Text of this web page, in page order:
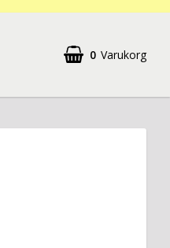
0 Varukorg